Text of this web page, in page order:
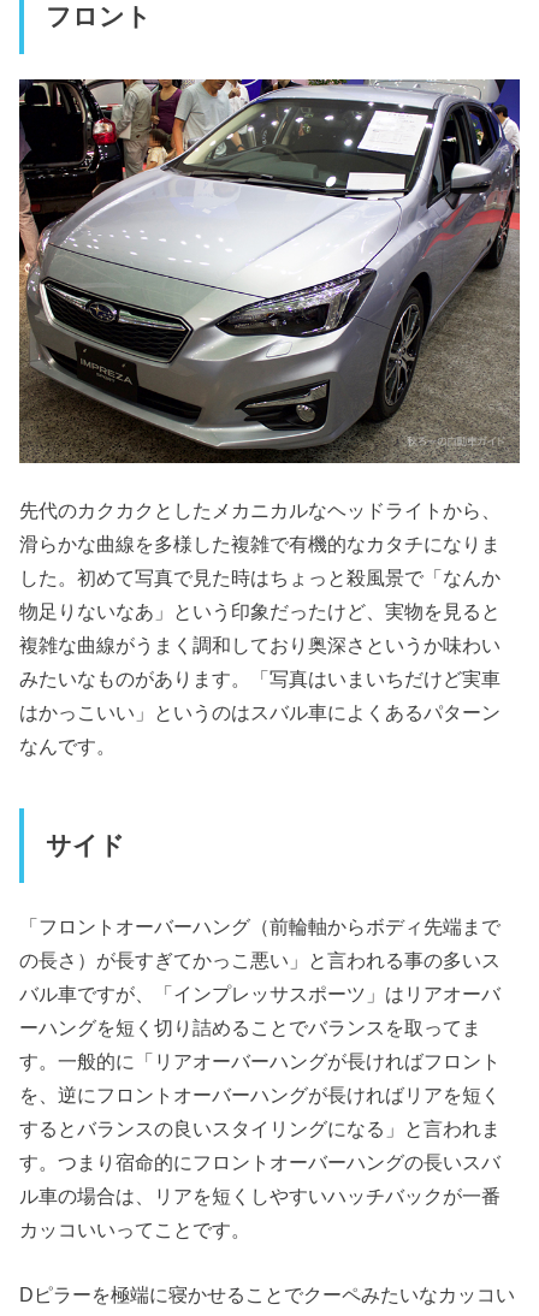
フロント
先代のカクカクとしたメカニカルなヘッドライトから、
滑らかな曲線を多様した複雑で有機的なカタチになりま
した。初めて写真で見た時はちょっと殺風景で「なんか
物足りないなあ」という印象だったけど、実物を見ると
複雑な曲線がうまく調和しており奥深さというか味わい
みたいなものがあります。「写真はいまいちだけど実車
はかっこいい」というのはスバル車によくあるパターン
なんです。
サイド
「フロントオーバーハング（前輪軸からボディ先端まで
の長さ）が長すぎてかっこ悪い」と言われる事の多いス
バル車ですが、「インプレッサスポーツ」はリアオーバ
ーハングを短く切り詰めることでバランスを取ってま
す。一般的に「リアオーバーハングが長ければフロント
を、逆にフロントオーバーハングが長ければリアを短く
するとバランスの良いスタイリングになる」と言われま
す。つまり宿命的にフロントオーバーハングの長いスバ
ル車の場合は、リアを短くしやすいハッチバックが一番
カッコいいってことです。
Dピラーを極端に寝かせることでクーペみたいなカッコい